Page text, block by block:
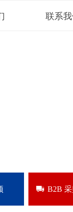
联系
년 B2B